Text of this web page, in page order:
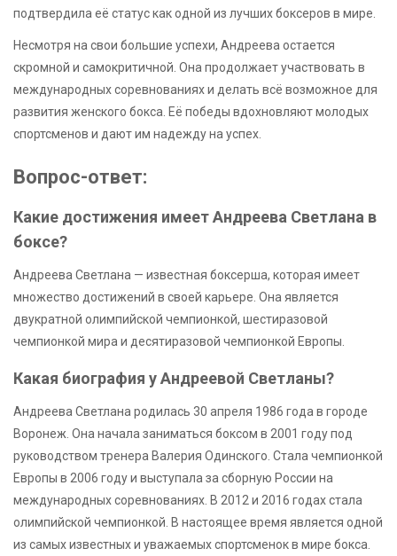
подтвердила её статус как одной из лучших боксеров в мире.
Несмотря на свои большие успехи, Андреева остается
скромной и самокритичной. Она продолжает участвовать в
международных соревнованиях и делать всё возможное для
развития женского бокса. Её победы вдохновляют молодых
спортсменов и дают им надежду на успех.
Вопрос-ответ:
Какие достижения имеет Андреева Светлана в
боксе?
Андреева Светлана — известная боксерша, которая имеет
множество достижений в своей карьере. Она является
двукратной олимпийской чемпионкой, шестиразовой
чемпионкой мира и десятиразовой чемпионкой Европы.
Какая биография у Андреевой Светланы?
Андреева Светлана родилась 30 апреля 1986 года в городе
Воронеж. Она начала заниматься боксом в 2001 году под
руководством тренера Валерия Одинского. Стала чемпионкой
Европы в 2006 году и выступала за сборную России на
международных соревнованиях. В 2012 и 2016 годах стала
олимпийской чемпионкой. В настоящее время является одной
из самых известных и уважаемых спортсменок в мире бокса.